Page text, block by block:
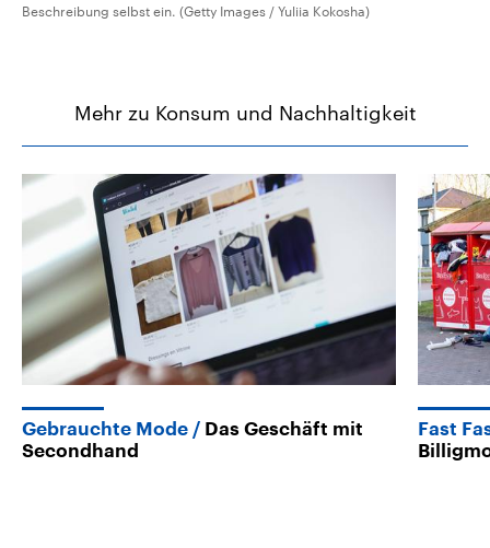
Beschreibung selbst ein. (Getty Images / Yuliia Kokosha)
Mehr zu Konsum und Nachhaltigkeit
Gebrauchte Mode
Das Geschäft mit
Secondhand
Fast